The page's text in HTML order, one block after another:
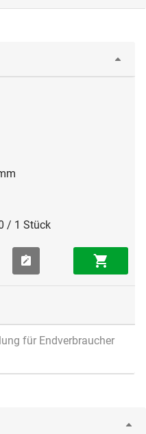
/ 1 Stück
für Endverbraucher